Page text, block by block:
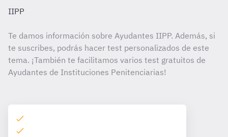
IIPP
Te damos información sobre Ayudantes IIPP. Además, si
te suscribes, podrás hacer test personalizados de este
tema. ¡También te facilitamos varios test gratuitos de
Ayudantes de Instituciones Penitenciarias!